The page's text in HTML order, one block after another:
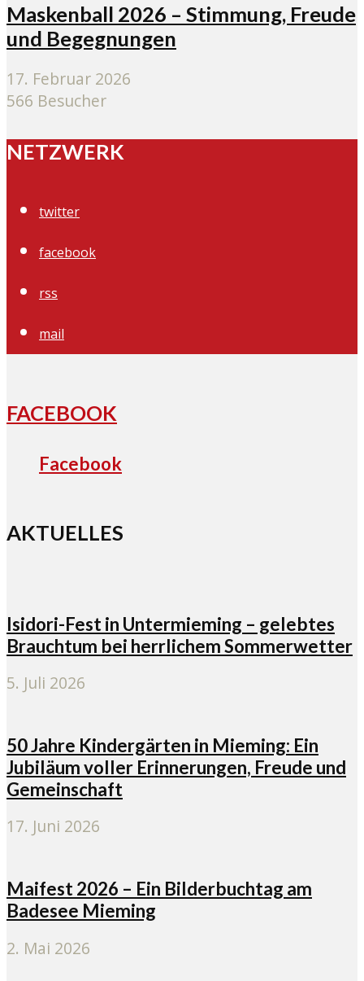
Maskenball 2026 – Stimmung, Freude
und Begegnungen
17. Februar 2026
566 Besucher
NETZWERK
twitter
facebook
rss
mail
FACEBOOK
Facebook
AKTUELLES
Isidori-Fest in Untermieming – gelebtes
Brauchtum bei herrlichem Sommerwetter
5. Juli 2026
50 Jahre Kindergärten in Mieming: Ein
Jubiläum voller Erinnerungen, Freude und
Gemeinschaft
17. Juni 2026
Maifest 2026 – Ein Bilderbuchtag am
Badesee Mieming
2. Mai 2026